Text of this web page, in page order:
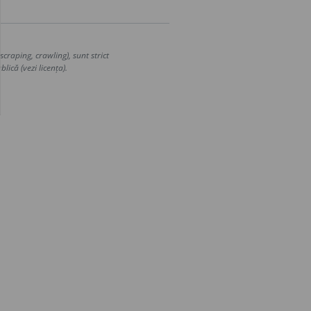
crawling), sunt strict
(vezi licența).